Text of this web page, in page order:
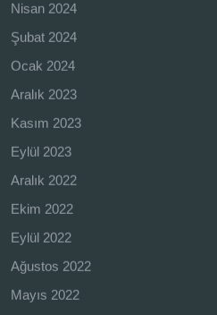
Nisan 2024
Şubat 2024
Ocak 2024
Aralık 2023
Kasım 2023
Eylül 2023
Aralık 2022
Ekim 2022
Eylül 2022
Ağustos 2022
Mayıs 2022